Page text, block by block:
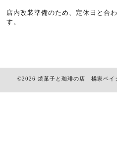
店内改装準備のため、定休日と合
す。
©2026 焼菓子と珈琲の店 橘家ベイ